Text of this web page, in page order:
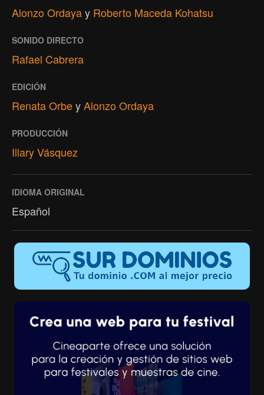
Alonzo Ordayay Roberto Maceda Kohatsu
SONIDO DIRECTO
Rafael Cabrera
EDICIÓN
Renata OrbeyAlonzo Ordaya
PRODUCCIÓN
Illary Vásquez
IDIOMA ORIGINAL
Español